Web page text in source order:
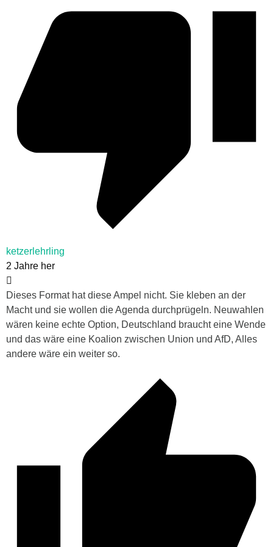
ketzerlehrling
2 Jahre her
Dieses Format hat diese Ampel nicht. Sie kleben an der
Macht und sie wollen die Agenda durchprügeln. Neuwahlen
wären keine echte Option, Deutschland braucht eine Wende
und das wäre eine Koalion zwischen Union und AfD, Alles
andere wäre ein weiter so.